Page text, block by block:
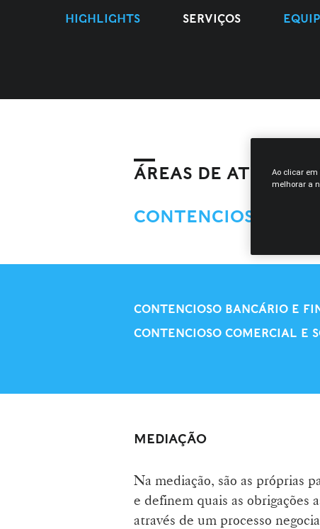
HIGHLIGHTS SERVIÇOS
ÁREAS DE
CONTENCIOSO
CONTENCIOSO BANCÁRIO E
CONTENCIOSO COMERCIAL E
MEDIAÇÃO
Na mediação, são as próprias
e definem quais as obrigações
através de um processo
Ao clicar
melhorar a